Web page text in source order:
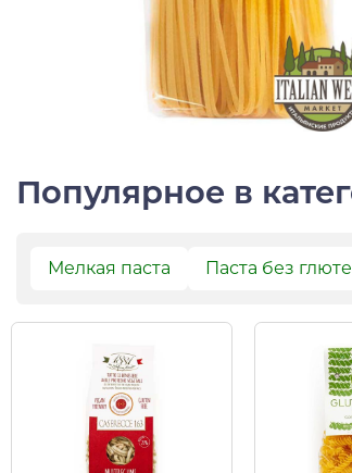
Популярное в
Мелкая паста Паста без